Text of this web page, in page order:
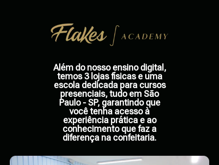
Além do nosso ensino digital,
temos 3 lojas físicas e uma
escola dedicada para cursos
presenciais, tudo em São
Paulo - SP, garantindo que
você tenha acesso à
experiência prática e ao
conhecimento que faz a
diferença na confeitaria.